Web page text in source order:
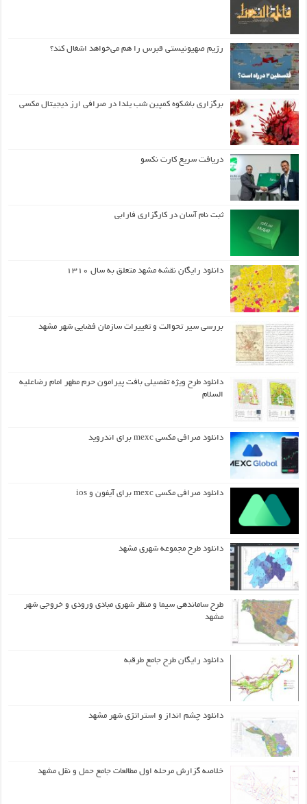
رژیم صهیونیستی قبرس را هم می‌خواهد اشغال کند؟
برگزاری باشکوه کمپین شب یلدا در صرافی ارز دیجیتال مکسی
دریافت سریع کارت نکسو
ثبت نام آسان در کارگزاری فارابی
دانلود رایگان نقشه مشهد متعلق به سال ۱۳۱۰
بررسی سیر تحوالت و تغییرات سازمان فضایی شهر مشهد
دانلود طرح ويژه تفصيلي بافت پيرامون حرم مطهر امام رضاعليه
السلام
دانلود صرافی مکسی mexc برای اندروید
دانلود صرافی مکسی mexc برای آیفون و ios
دانلود طرح مجموعه شهری مشهد
طرح ساماندهی سیما و منظر شهری مبادی ورودی و خروجی شهر
مشهد
دانلود رایگان طرح جامع طرقبه
دانلود چشم انداز و استراتژی شهر مشهد
خلاصه گزارش مرحله اول مطالعات جامع حمل و نقل مشهد